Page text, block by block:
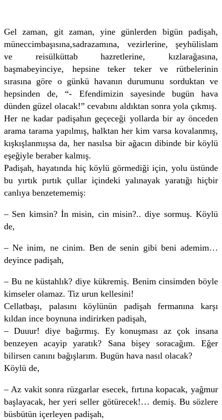
Gel zaman, git zaman, yine günlerden bigün padişah,
müneccimbaşısına,sadrazamına, vezirlerine, şeyhülislam
ve reisülküttab hazretlerine, kızlarağasına,
başmabeyinciye, hepsine teker teker ve rütbelerinin
sırasına göre o günkü havanın durumunu sorduktan ve
hepsinden de, “- Efendimizin sayesinde bugün hava
dünden güzel olacak!” cevabını aldıktan sonra yola çıkmış.
Her ne kadar padişahın geçeceği yollarda bir ay önceden
arama tarama yapılmış, halktan her kim varsa kovalanmış,
kışkışlanmışsa da, her nasılsa bir ağacın dibinde bir köylü
eşeğiyle beraber kalmış.
Padişah, hayatında hiç köylü görmediği için, yolu üstünde
bu yırtık pırtık çullar içindeki yalınayak yaratığı hiçbir
canlıya benzetememiş:
– Sen kimsin? İn misin, cin misin?.. diye sormuş. Köylü
de,
– Ne inim, ne cinim. Ben de senin gibi beni ademim…
deyince padişah,
– Bu ne küstahlık? diye kükremiş. Benim cinsimden böyle
kimseler olamaz. Tiz urun kellesini!
Cellatbaşı, palasını köylünün padişah fermanına karşı
kıldan ince boynuna indirirken padişah,
– Duuur! diye bağırmış. Ey konuşması az çok insana
benzeyen acayip yaratık? Sana bişey soracağım. Eğer
bilirsen canını bağışlarım. Bugün hava nasıl olacak?
Köylü de,
– Az vakit sonra rüzgarlar esecek, fırtına kopacak, yağmur
başlayacak, her yeri seller götürecek!… demiş. Bu sözlere
büsbütün içerleyen padişah,